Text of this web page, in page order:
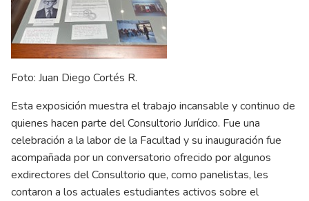
Foto: Juan Diego Cortés R.
Esta exposición muestra el trabajo incansable y continuo de
quienes hacen parte del Consultorio Jurídico. Fue una
celebración a la labor de la Facultad y su inauguración fue
acompañada por un conversatorio ofrecido por algunos
exdirectores del Consultorio que, como panelistas, les
contaron a los actuales estudiantes activos sobre el